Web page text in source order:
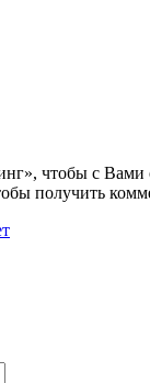
чтобы с Вами
получить